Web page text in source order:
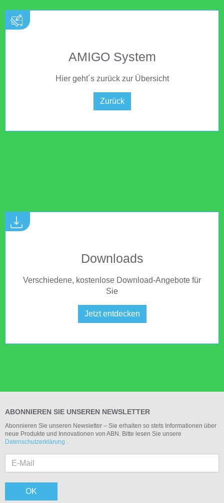
AMIGO System
Hier geht´s zurück zur Übersicht
Zurück
Downloads
Verschiedene, kostenlose Download-Angebote für
Sie
Jetzt entdecken
ABONNIEREN SIE UNSEREN NEWSLETTER
Abonnieren Sie unseren Newsletter – Sie erhalten so stets Informationen über
neue Produkte und Innovationen von ABN. Bitte lesen Sie unsere
Datenschutzerklärung .
OK